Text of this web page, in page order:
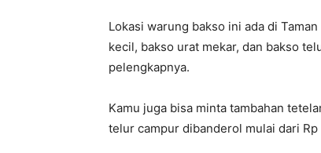
Lokasi warung bakso ini ada di
kecil, bakso urat mekar, dan bakso
pelengkapnya.
Kamu juga bisa minta tambahan
telur campur dibanderol mulai dari